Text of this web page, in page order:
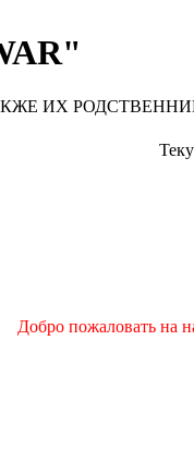
ИХ
Добро пожаловать на